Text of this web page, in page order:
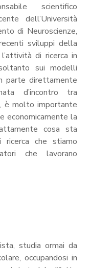
scientifico
dell’Università
di Neuroscienze,
sviluppi della
di ricerca in
sui modelli
parte direttamente
d’incontro tra
è molto importante
economicamente la
cosa sta
che stiamo
che lavorano
studia ormai da
occupandosi in